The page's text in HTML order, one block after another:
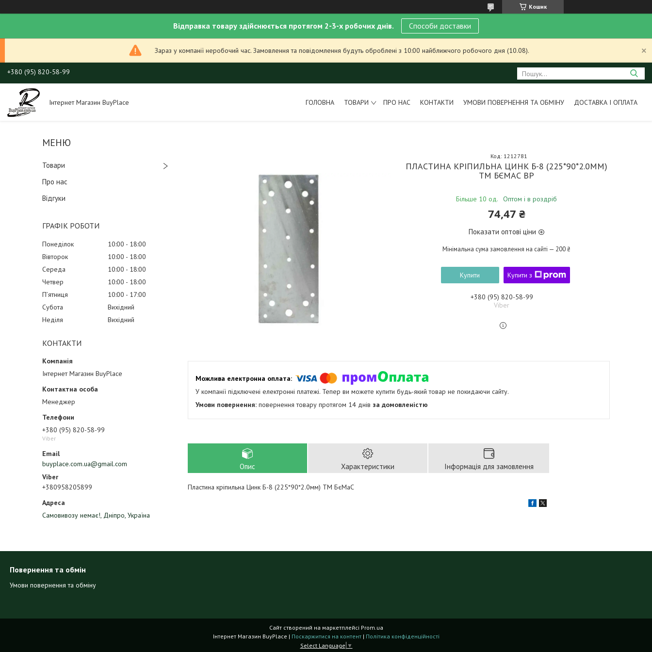
Кошик
Відправка товару здійснюється протягом 2-3-х робочих днів. Способи доставки
Зараз у компанії неробочий час. Замовлення та повідомлення будуть оброблені з 10:00 найближчого робочого дня (10.08).
+380 (95) 820-58-99
Інтернет Магазин BuyPlace ГОЛОВНА ТОВАРИ ПРО НАС КОНТАКТИ УМОВИ ПОВЕРНЕННЯ ТА ОБМІНУ ДОСТАВКА І ОПЛАТА
Товари
Про нас
Відгуки
ГРАФІК РОБОТИ
Понеділок 10:00
18:00
Вівторок
10:00
18:00
Середа
10:00
18:00
Четвер
10:00
18:00
Пʼятниця
10:00
17:00
Субота
Вихідний
Неділя
Вихідний
КОНТАКТИ
Інтернет Магазин BuyPlace
Менеджер
+380 (95) 820-58-99
Viber
buyplace.com.ua@gmail.com
+380958205899
Самовивозу немає!, Дніпро, Україна
ПЛАСТИНА КРІПИЛЬНА ЦИНК Б-8 (225*90*2.0ММ)
ТМ БЄМАС BP
Більше 10 од. Оптом і в роздріб
Код: 1212781
74,47 ₴
Показати оптові ціни
Мінімальна сума замовлення на сайті — 200 ₴
Купити Купити з
+380 (95) 820-58-99
Viber
У компанії підключені електронні платежі. Тепер ви можете купити будь-який товар не покидаючи сайту.
повернення товару протягом 14 днів за домовленістю
Опис Характеристики Інформація для замовлення
Пластина кріпильна Цинк Б-8 (225*90*2.0мм) ТМ БєМаС
Повернення та обмін
Умови повернення та обміну
Сайт створений на маркетплейсі Prom.ua
Інтернет Магазин BuyPlace | Поскаржитися на контент | Політика конфіденційності
Select Language ▼